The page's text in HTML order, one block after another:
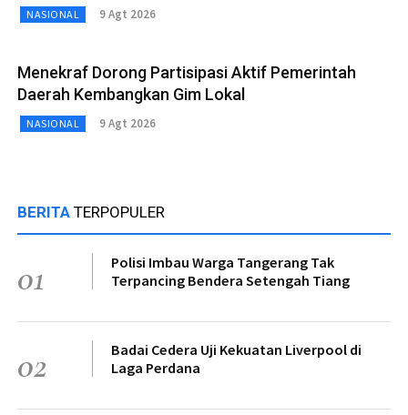
NASIONAL 9 Agt 2026
Menekraf Dorong Partisipasi Aktif Pemerintah
Daerah Kembangkan Gim Lokal
NASIONAL 9 Agt 2026
BERITA TERPOPULER
01
Polisi Imbau Warga Tangerang Tak
Terpancing Bendera Setengah Tiang
02
Badai Cedera Uji Kekuatan Liverpool di
Laga Perdana